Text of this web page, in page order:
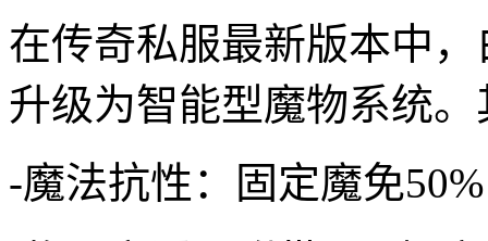
在传奇私服最新版本中
升级为智能型魔物系统
-魔法抗性：固定魔免